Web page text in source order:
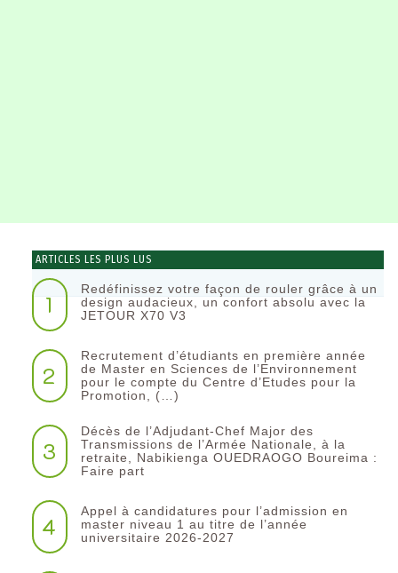
ARTICLES LES PLUS LUS
1
Redéfinissez votre façon de rouler grâce à un
design audacieux, un confort absolu avec la
JETOUR X70 V3
2
Recrutement d’étudiants en première année
de Master en Sciences de l’Environnement
pour le compte du Centre d’Etudes pour la
Promotion, (…)
3
Décès de l’Adjudant-Chef Major des
Transmissions de l’Armée Nationale, à la
retraite, Nabikienga OUEDRAOGO Boureima :
Faire part
4
Appel à candidatures pour l’admission en
master niveau 1 au titre de l’année
universitaire 2026-2027